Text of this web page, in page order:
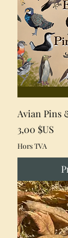
Avian Pins
Prix
3,00 $US
Hors TVA